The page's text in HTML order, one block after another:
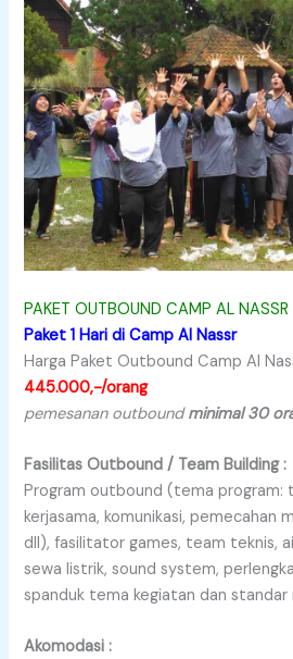
PAKET OUTBOUND CAMP AL NASSR
Paket 1 Hari di Camp Al Nassr
Harga Paket Outbound Camp Al
445.000,-/orang
pemesanan outboundminimal 30
Fasilitas Outbound / Team Building :
Program outbound (tema program:
kerjasama, komunikasi, pemecahan
dll), fasilitator games, team teknis,
sewa listrik, sound system,
spanduk tema kegiatan dan standar
Akomodasi :